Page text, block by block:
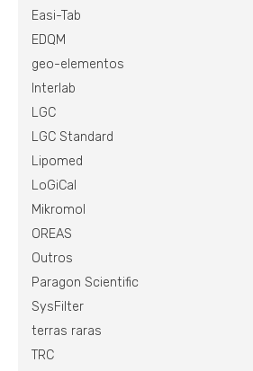
Easi-Tab
EDQM
geo-elementos
Interlab
LGC
LGC Standard
Lipomed
LoGiCal
Mikromol
OREAS
Outros
Paragon Scientific
SysFilter
terras raras
TRC